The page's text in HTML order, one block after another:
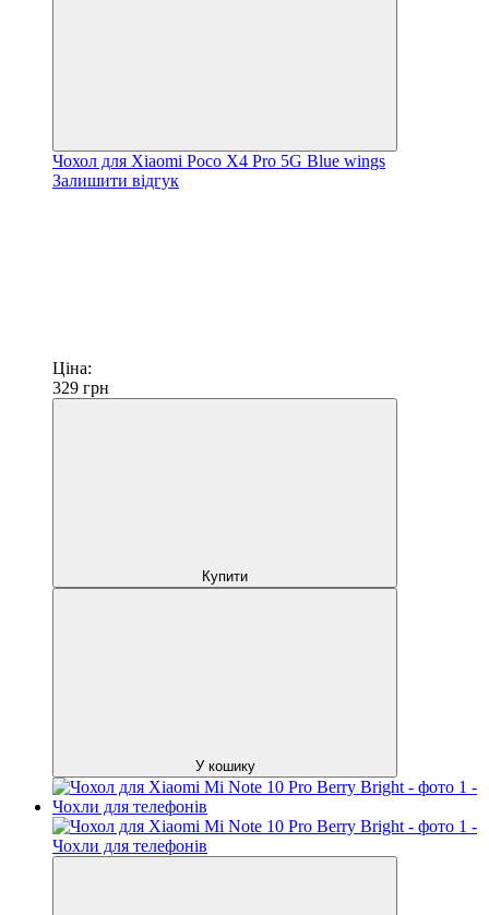
Чохол для Xiaomi Poco X4 Pro 5G Blue wings
Залишити відгук
Ціна:
329 грн
Купити
У кошику